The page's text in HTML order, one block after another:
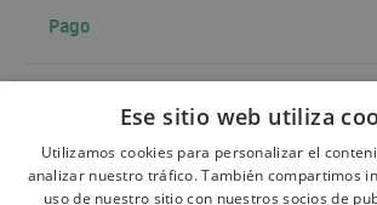
Pago
Ese sitio web utiliza
Utilizamos cookies para personalizar el
analizar nuestro tráfico. También compartimos
uso de nuestro sitio con nuestros socios de